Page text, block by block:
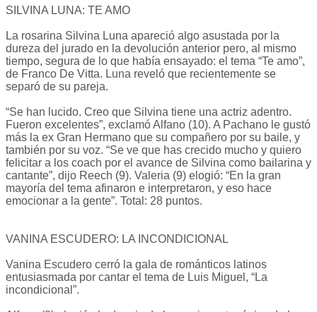
SILVINA LUNA: TE AMO
La rosarina Silvina Luna apareció algo asustada por la
dureza del jurado en la devolución anterior pero, al mismo
tiempo, segura de lo que había ensayado: el tema “Te amo”,
de Franco De Vitta. Luna reveló que recientemente se
separó de su pareja.
“Se han lucido. Creo que Silvina tiene una actriz adentro.
Fueron excelentes”, exclamó Alfano (10). A Pachano le gustó
más la ex Gran Hermano que su compañero por su baile, y
también por su voz. “Se ve que has crecido mucho y quiero
felicitar a los coach por el avance de Silvina como bailarina y
cantante”, dijo Reech (9). Valeria (9) elogió: “En la gran
mayoría del tema afinaron e interpretaron, y eso hace
emocionar a la gente”. Total: 28 puntos.
VANINA ESCUDERO: LA INCONDICIONAL
Vanina Escudero cerró la gala de románticos latinos
entusiasmada por cantar el tema de Luis Miguel, “La
incondicional”.